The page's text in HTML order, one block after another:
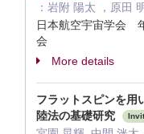
：岩附 陽太 ，原田
日本航空宇宙学会
会
More details
フラットスピンを用
陸法の基礎研究